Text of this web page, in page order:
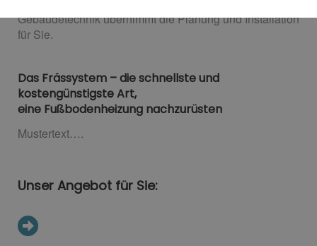
Gebäudetechnik übernimmt die Planung und Installation
für Sie.
Das Frässystem – die schnellste und
kostengünstigste Art,
eine Fußbodenheizung nachzurüsten
Mustertext….
Unser Angebot für Sie: